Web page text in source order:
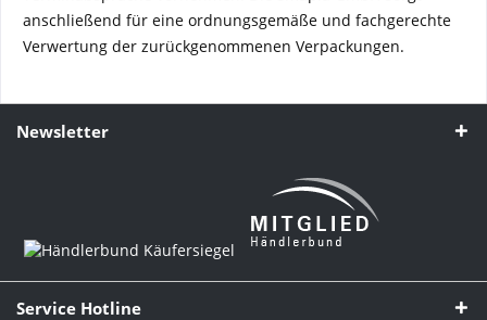
anschließend für eine ordnungsgemäße und fachgerechte
Verwertung der zurückgenommenen Verpackungen.
Newsletter
Service Hotline